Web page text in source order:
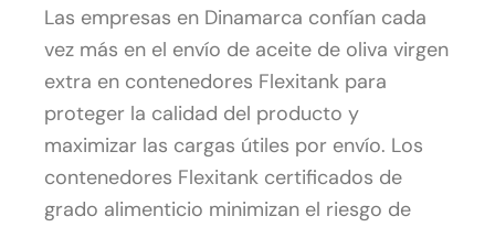
Las empresas en Dinamarca confían cada
vez más en el envío de aceite de oliva virgen
extra en contenedores Flexitank para
proteger la calidad del producto y
maximizar las cargas útiles por envío. Los
contenedores Flexitank certificados de
grado alimenticio minimizan el riesgo de